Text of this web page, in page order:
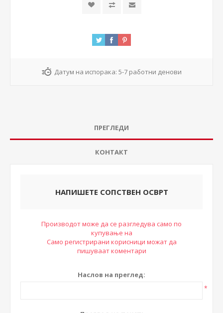
Датум на испорака: 5-7 работни денови
ПРЕГЛЕДИ
КОНТАКТ
НАПИШЕТЕ СОПСТВЕН ОСВРТ
Производот може да се разгледува само по
купување на
Само регистрирани корисници можат да
пишуваат коментари
Наслов на преглед:
*